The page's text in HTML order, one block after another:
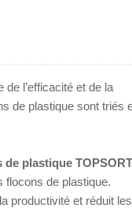
l’efficacité et de la
de plastique sont triés
plastique TOPSORT
flocons de plastique.
productivité et réduit les